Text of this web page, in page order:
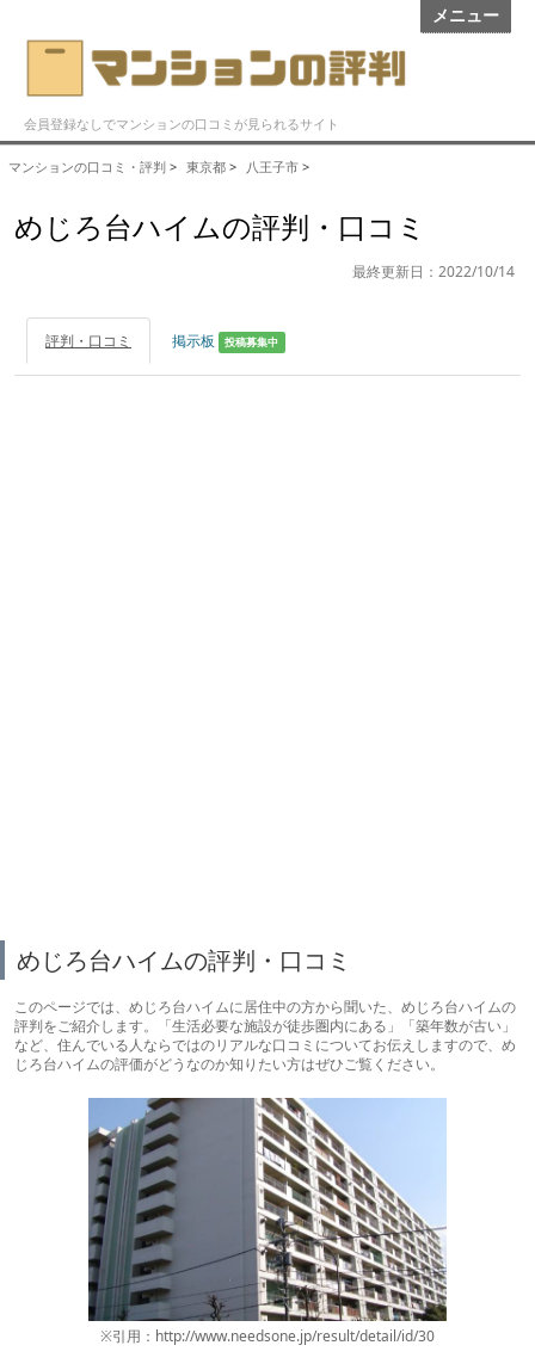
メニュー
会員登録なしでマンションの口コミが見られるサイト
マンションの口コミ・評判 > 東京都 > 八王子市 >
めじろ台ハイムの評判・口コミ
最終更新日：2022/10/14
評判・口コミ 掲示板 投稿募集中
めじろ台ハイムの評判・口コミ
このページでは、めじろ台ハイムに居住中の方から聞いた、めじろ台ハイムの
評判をご紹介します。「生活必要な施設が徒歩圏内にある」「築年数が古い」
など、住んでいる人ならではのリアルな口コミについてお伝えしますので、め
じろ台ハイムの評価がどうなのか知りたい方はぜひご覧ください。
※引用：http://www.needsone.jp/result/detail/id/30